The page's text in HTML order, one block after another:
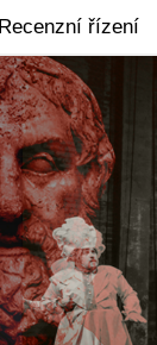
Recenzní řízení